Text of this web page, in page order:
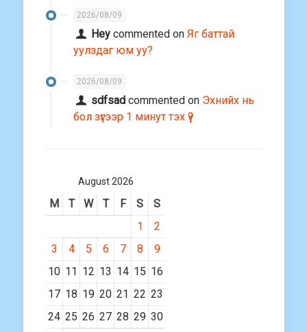
2026/08/09
Hey commented onЯг баттай
уулздаг юм уу?
2026/08/09
sdfsad commented on Эхнийх нь
бол зүгээр 1 минут тэх үү?
August 2026
M T W T F S
S
1
2
3
4 5 6 7 8
9
10 11 12 13 14 15 16
17 18 19 20 21 22 23
24 25 26 27 28 29 30